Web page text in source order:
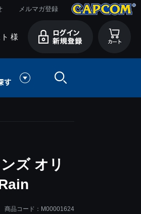
メルマガ登録
様
ズ オリ
商品コード：M00001624